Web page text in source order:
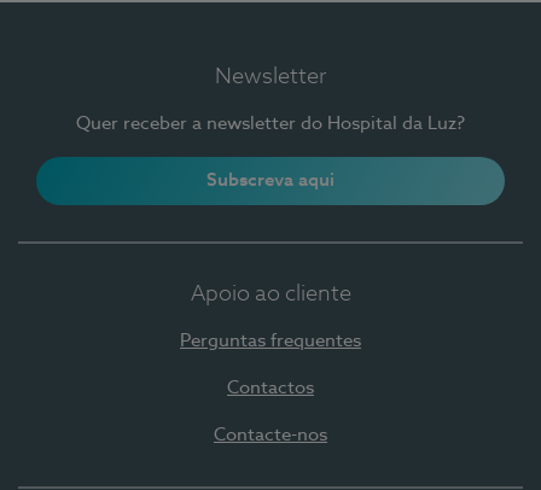
Newsletter
Quer receber a newsletter do Hospital da Luz?
Subscreva aqui
Apoio ao cliente
Perguntas frequentes
Contactos
Contacte-nos